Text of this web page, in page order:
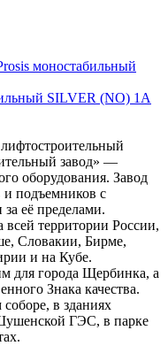
SILVER (NO) 1А
завод» —
оборудования. Завод
подъемников с
её пределами.
территории России,
Словакии, Бирме,
и на Кубе.
для города Щербинка, а
Знака качества.
в зданиях
ГЭС, в парке